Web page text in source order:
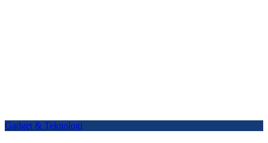
Gadget & Teknologi